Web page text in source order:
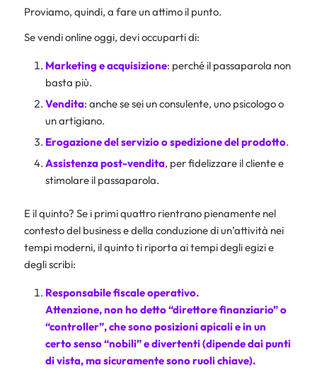
Proviamo, quindi, a fare un attimo il punto.
Se vendi online oggi, devi occuparti di:
Marketing e acquisizione: perché il passaparola non
basta più.
Vendita: anche se sei un consulente, uno psicologo o
un artigiano.
Erogazione del servizio o spedizione del prodotto.
Assistenza post-vendita, per fidelizzare il cliente e
stimolare il passaparola.
E il quinto? Se i primi quattro rientrano pienamente nel
contesto del business e della conduzione di un’attività nei
tempi moderni, il quinto ti riporta ai tempi degli egizi e
degli scribi:
Responsabile fiscale operativo.
Attenzione, non ho detto “direttore finanziario” o
“controller”, che sono posizioni apicali e in un
certo senso “nobili” e divertenti (dipende dai punti
di vista, ma sicuramente sono ruoli chiave).